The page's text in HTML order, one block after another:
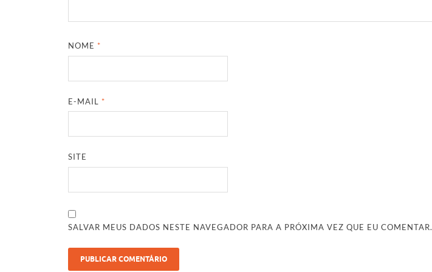
NOME*
E-MAIL*
SITE
SALVAR MEUS DADOS NESTE NAVEGADOR PARA A PRÓXIMA VEZ QUE EU COMENTAR.